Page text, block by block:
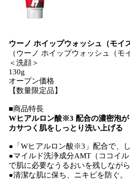
ウーノ ホイップウォッシュ（モイ
（ウーノ ホイップウォッシュ（モ
＜洗顔＞
130g
オープン価格
【数量限定品】
■商品特長
Wヒアルロン酸※3 配合の濃密泡が
カサつく肌をしっとり洗い上げる
●「Wヒアルロン酸※3」配合で、
●マイルド洗浄成分AMT（ココイ
で肌に必要なうるおいを残しなが
●清潔な肌に保ち、ニキビを防ぐ。